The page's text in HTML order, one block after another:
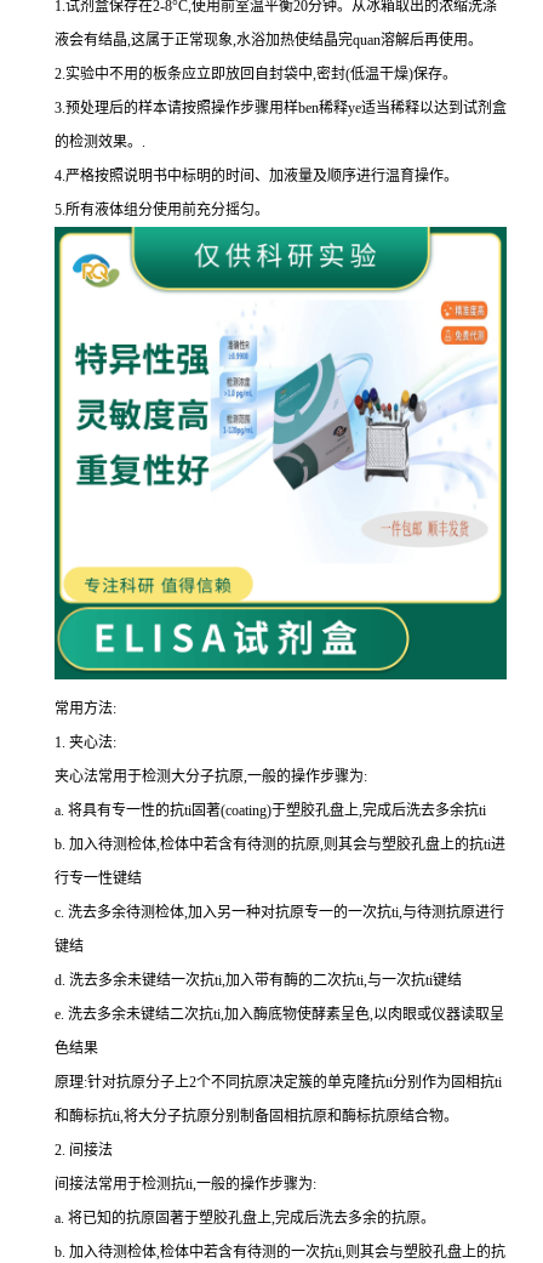
1.试剂盒保存在2-8°C,使用前室温平衡20分钟。从冰箱取出的浓缩洗涤
液会有结晶,这属于正常现象,水浴加热使结晶完quan溶解后再使用。
2.实验中不用的板条应立即放回自封袋中,密封(低温干燥)保存。
3.预处理后的样本请按照操作步骤用样ben稀释ye适当稀释以达到试剂盒
的检测效果。 .
4.严格按照说明书中标明的时间、加液量及顺序进行温育操作。
5.所有液体组分使用前充分摇匀。
常用方法:
1. 夹心法:
夹心法常用于检测大分子抗原,一般的操作步骤为:
a. 将具有专一性的抗ti固著(coating)于塑胶孔盘上,完成后洗去多余抗ti
b. 加入待测检体,检体中若含有待测的抗原,则其会与塑胶孔盘上的抗ti进
行专一性键结
c. 洗去多余待测检体,加入另一种对抗原专一的一次抗ti,与待测抗原进行
键结
d. 洗去多余未键结一次抗ti,加入带有酶的二次抗ti,与一次抗ti键结
e. 洗去多余未键结二次抗ti,加入酶底物使酵素呈色,以肉眼或仪器读取呈
色结果
原理:针对抗原分子上2个不同抗原决定簇的单克隆抗ti分别作为固相抗ti
和酶标抗ti,将大分子抗原分别制备固相抗原和酶标抗原结合物。
2. 间接法
间接法常用于检测抗ti,一般的操作步骤为:
a. 将已知的抗原固著于塑胶孔盘上,完成后洗去多余的抗原。
b. 加入待测检体,检体中若含有待测的一次抗ti,则其会与塑胶孔盘上的抗